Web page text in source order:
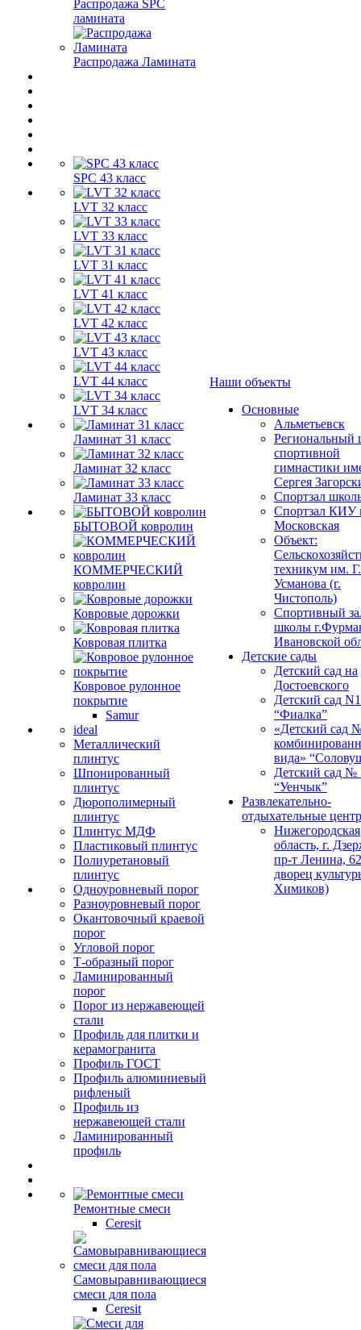
Распродажа SPC
ламината
Распродажа Ламината
SPC 43 класс
LVT 32 класс
LVT 33 класс
LVT 31 класс
LVT 41 класс
LVT 42 класс
LVT 43 класс
LVT 44 класс
LVT 34 класс
Ламинат 31 класс
Ламинат 32 класс
Ламинат 33 класс
БЫТОВОЙ ковролин
КОММЕРЧЕСКИЙ
ковролин
Ковровые дорожки
Ковровая плитка
Ковровое рулонное
покрытие
Samur
ideal
Металлический
плинтус
Шпонированный
плинтус
Дюрополимерный
плинтус
Плинтус МДФ
Пластиковый плинтус
Полиуретановый
плинтус
Одноуровневый порог
Разноуровневый порог
Окантовочный краевой
порог
Угловой порог
Т-образный порог
Ламинированный
порог
Порог из нержавеющей
стали
Профиль для плитки и
керамогранита
Профиль ГОСТ
Профиль алюминиевый
рифленый
Профиль из
нержавеющей стали
Ламинированный
профиль
Ремонтные смеси
Ceresit
Самовыравнивающиеся
смеси для пола
Ceresit
Наши объекты
Основные
Альметьевск
Региональный
спортивной
гимнастики
Сергея
Спортзал
Спортзал КИУ
Московская
Объект:
техникум им.
Усманова (г.
Чистополь)
Спортивный
школы
Ивановской
Детские сады
Детский сад на
Достоевского
Детский сад
“Фиалка”
«Детский сад
вида»
Детский сад №
“Уенчык”
Развлекательно-
отдыхательные
Нижегородская
область, г.
пр-т Ленина,
дворец
Химиков)